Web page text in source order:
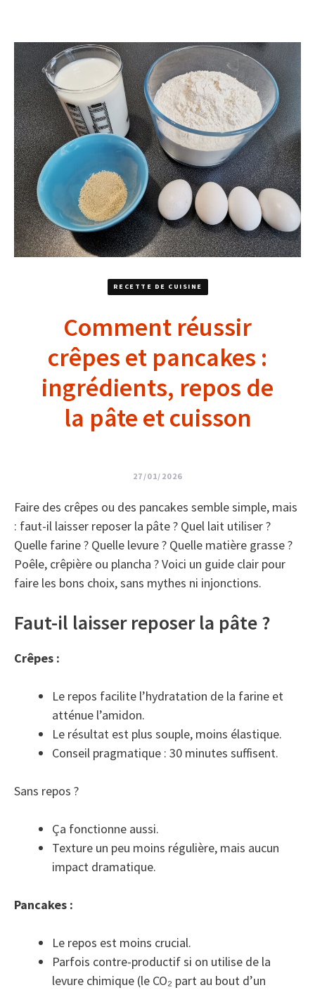
RECETTE DE CUISINE
Comment réussir
crêpes et pancakes :
ingrédients, repos de
la pâte et cuisson
27/01/2026
Faire des crêpes ou des pancakes semble simple, mais
: faut-il laisser reposer la pâte ? Quel lait utiliser ?
Quelle farine ? Quelle levure ? Quelle matière grasse ?
Poêle, crêpière ou plancha ? Voici un guide clair pour
faire les bons choix, sans mythes ni injonctions.
Faut-il laisser reposer la pâte ?
Crêpes :
Le repos facilite l’hydratation de la farine et
atténue l’amidon.
Le résultat est plus souple, moins élastique.
Conseil pragmatique : 30 minutes suffisent.
Sans repos ?
Ça fonctionne aussi.
Texture un peu moins régulière, mais aucun
impact dramatique.
Pancakes :
Le repos est moins crucial.
Parfois contre-productif si on utilise de la
levure chimique (le CO₂ part au bout d’un